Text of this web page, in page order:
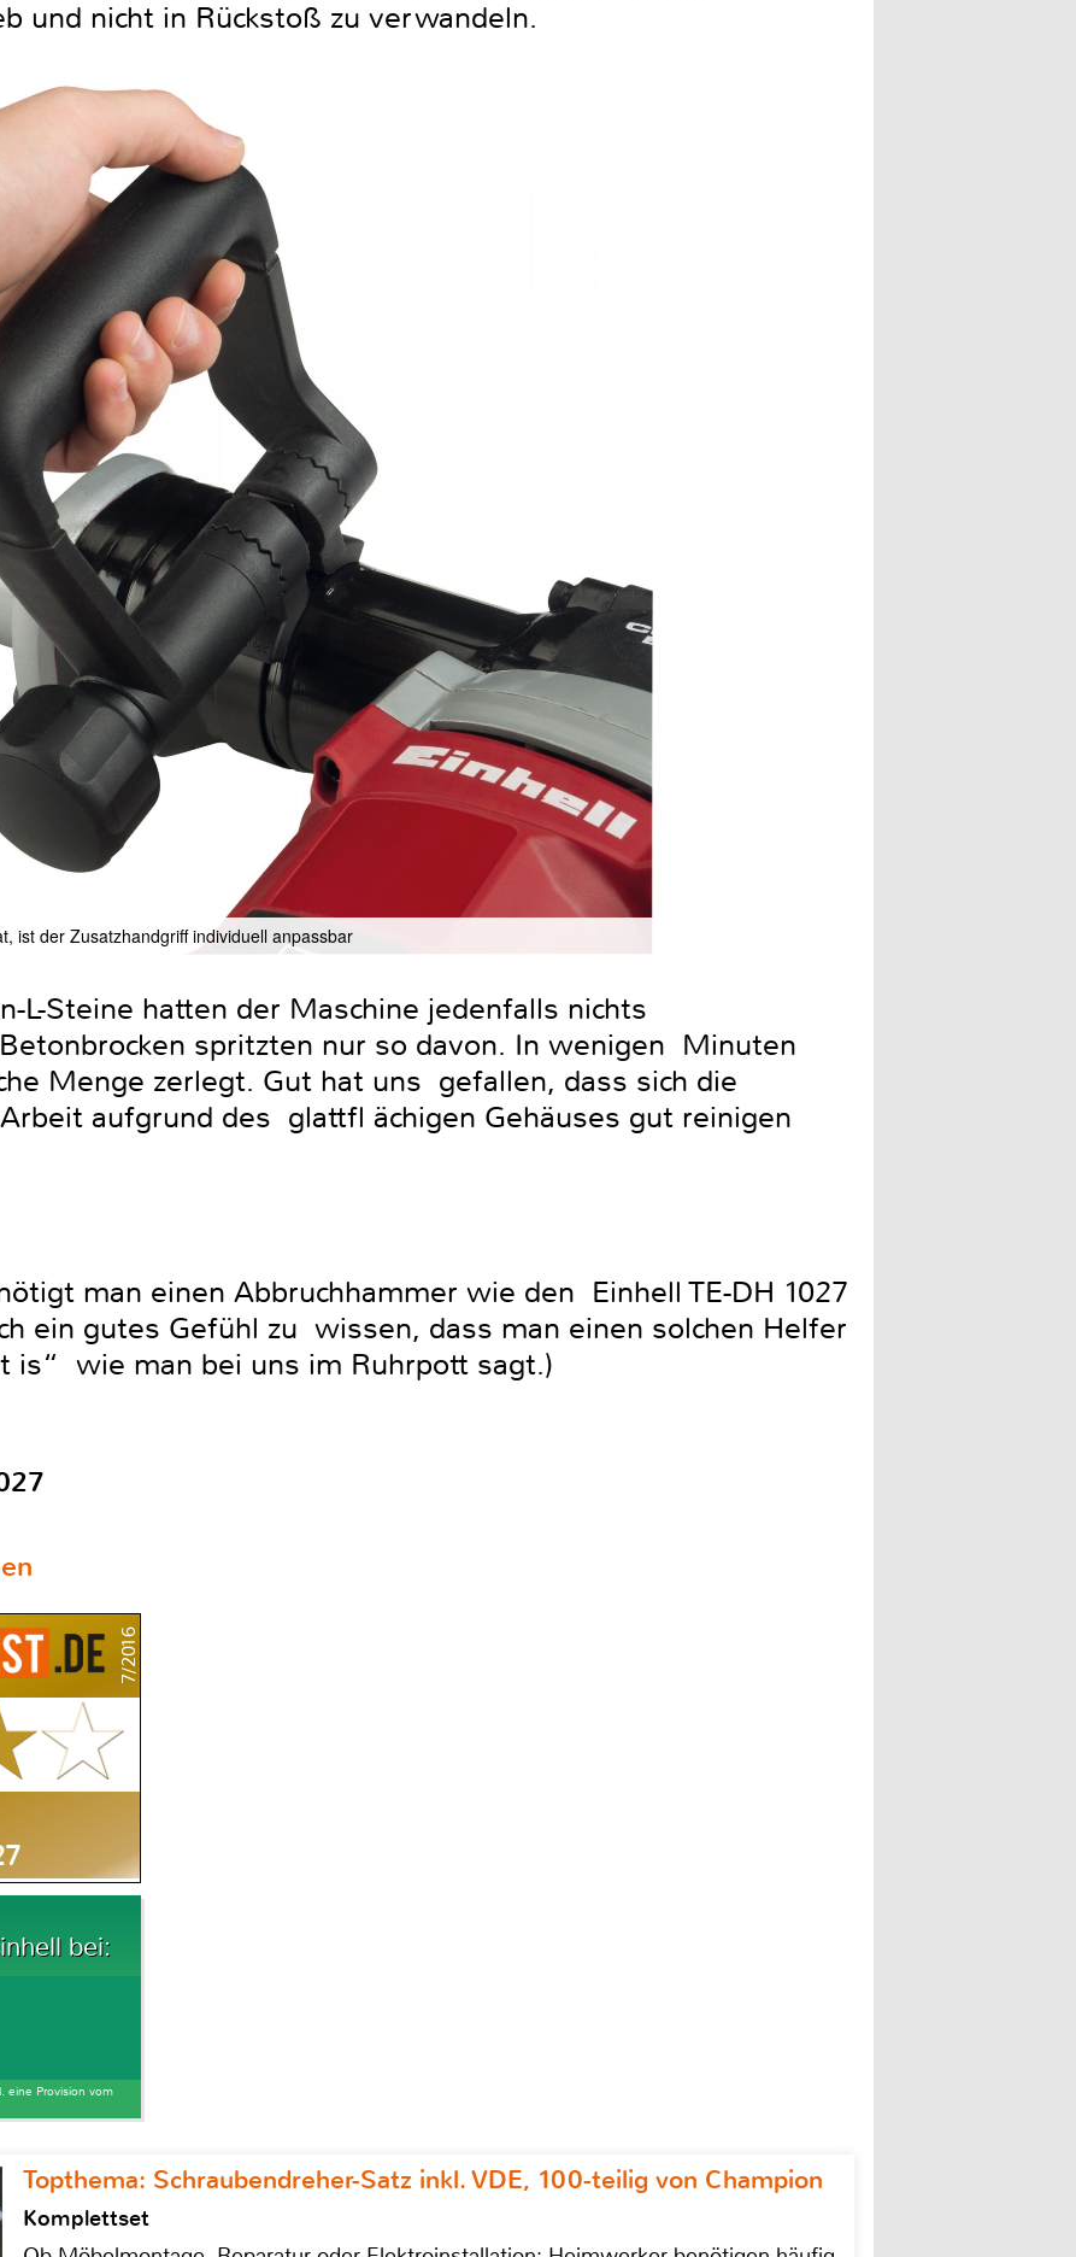
und nicht in Rückstoß zu verwandeln.
ist der Zusatzhandgriff individuell anpassbar
L-Steine hatten der Maschine jedenfalls nichts
spritzten nur so davon. In wenigen Minuten
Menge zerlegt. Gut hat uns gefallen, dass sich die
aufgrund des glattfl ächigen Gehäuses gut reinigen
man einen Abbruchhammer wie den Einhell TE-DH 1027
ein gutes Gefühl zu wissen, dass man einen solchen Helfer
is“ wie man bei uns im Ruhrpott sagt.)
7/2016
bei:
eine Provision vom
Topthema: Schraubendreher-Satz inkl. VDE, 100-teilig von Champion
Komplettset